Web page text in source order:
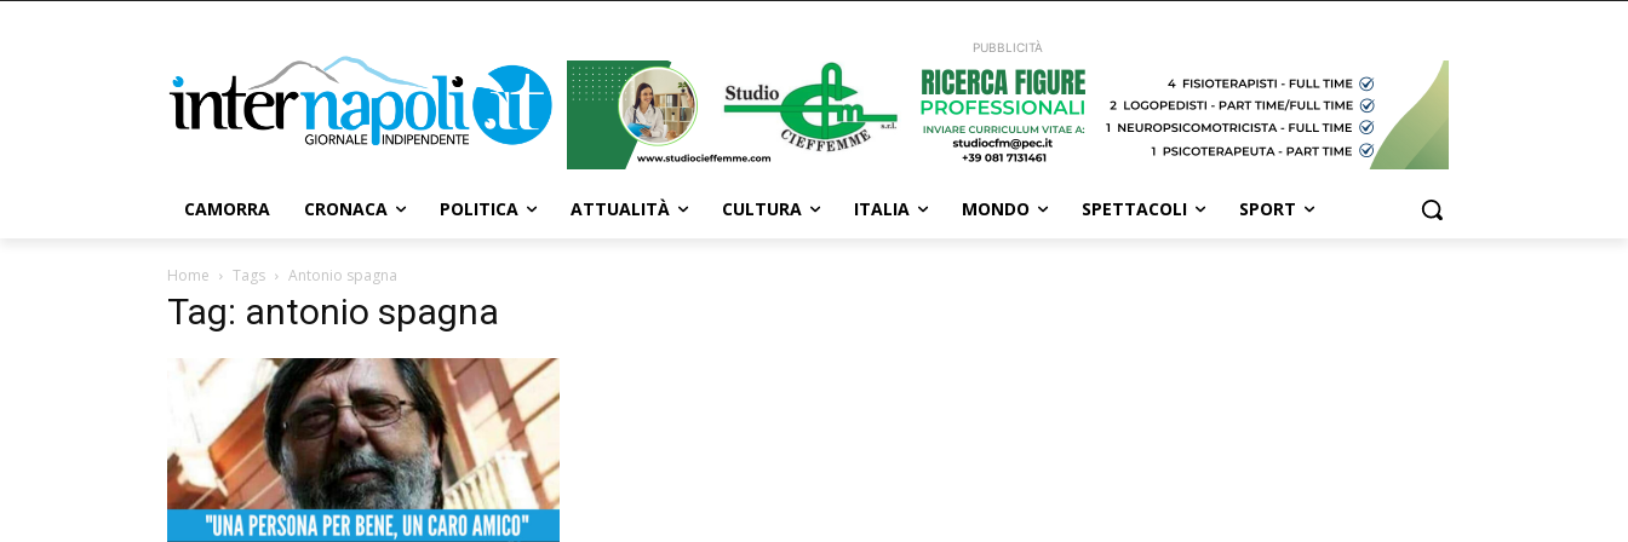
PUBBLICITÀ
CAMORRA CRONACA POLITICA ATTUALITÀ CULTURA ITALIA MONDO SPETTACOLI SPORT
Home Tags Antonio spagna
Tag: antonio spagna